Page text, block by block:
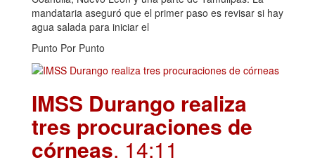
mandataria aseguró que el primer paso es revisar si hay
agua salada para iniciar el
Punto Por Punto
IMSS Durango realiza
tres procuraciones de
córneas. 14:11